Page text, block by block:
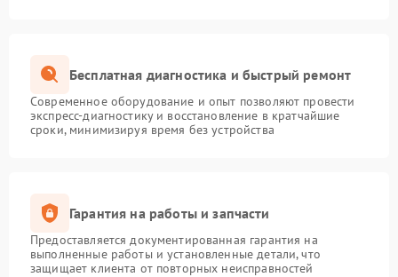
Бесплатная диагностика и быстрый ремонт
Современное оборудование и опыт позволяют провести
экспресс-диагностику и восстановление в кратчайшие
сроки, минимизируя время без устройства
Гарантия на работы и запчасти
Предоставляется документированная гарантия на
выполненные работы и установленные детали, что
защищает клиента от повторных неисправностей